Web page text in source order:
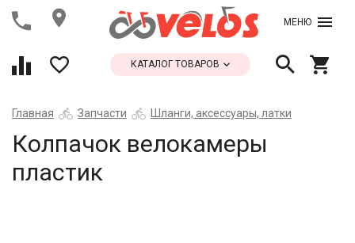
МЕНЮ
КАТАЛОГ ТОВАРОВ
Главная Запчасти Шланги, аксессуары, латки
Колпачок велокамеры
пластик